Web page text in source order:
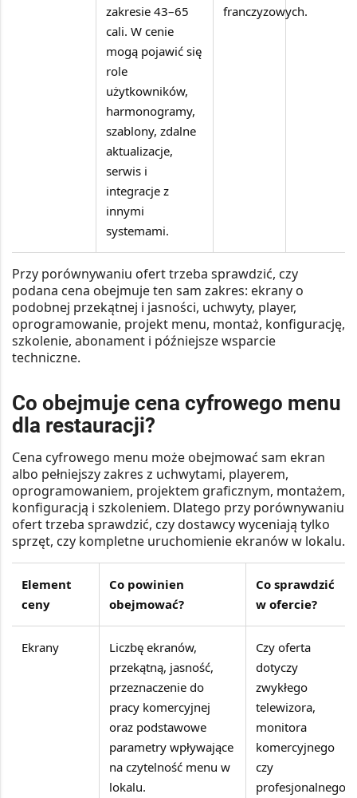
zakresie 43–65
cali. W cenie
mogą pojawić się
role
użytkowników,
harmonogramy,
szablony, zdalne
aktualizacje,
serwis i
integracje z
innymi
systemami.
franczyzowych.
Przy porównywaniu ofert trzeba sprawdzić, czy
podana cena obejmuje ten sam zakres: ekrany o
podobnej przekątnej i jasności, uchwyty, player,
oprogramowanie, projekt menu, montaż, konfigurację,
szkolenie, abonament i późniejsze wsparcie
techniczne.
Co obejmuje cena cyfrowego menu
dla restauracji?
Cena cyfrowego menu może obejmować sam ekran
albo pełniejszy zakres z uchwytami, playerem,
oprogramowaniem, projektem graficznym, montażem,
konfiguracją i szkoleniem. Dlatego przy porównywaniu
ofert trzeba sprawdzić, czy dostawcy wyceniają tylko
sprzęt, czy kompletne uruchomienie ekranów w lokalu.
Element
ceny
Co powinien
obejmować?
Co sprawdzić
w ofercie?
Ekrany
Liczbę ekranów,
przekątną, jasność,
przeznaczenie do
pracy komercyjnej
oraz podstawowe
parametry wpływające
na czytelność menu w
lokalu.
Czy oferta
dotyczy
zwykłego
telewizora,
monitora
komercyjnego
czy
profesjonalnego